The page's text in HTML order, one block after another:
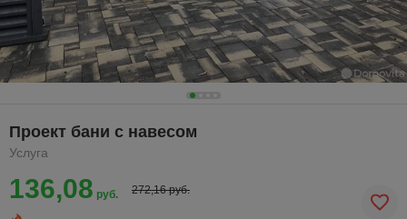
Проект бани с навесом
Услуга
136,08 руб. 272,16 руб.